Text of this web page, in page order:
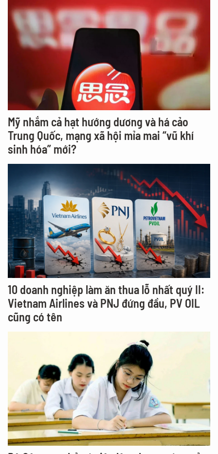
Mỹ nhắm cả hạt hướng dương và há cảo
Trung Quốc, mạng xã hội mỉa mai “vũ khí
sinh hóa” mới?
10 doanh nghiệp làm ăn thua lỗ nhất quý II:
Vietnam Airlines và PNJ đứng đầu, PV OIL
cũng có tên